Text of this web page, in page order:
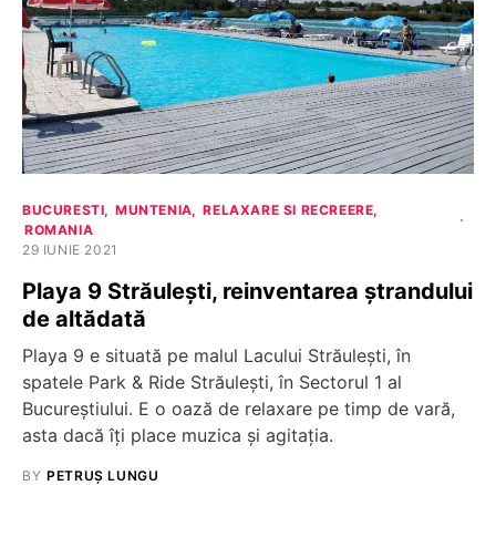
BUCURESTI MUNTENIA
RELAXARE SI RECREERE
ROMANIA
29 IUNIE 2021
Playa 9 Străulești, reinventarea ștrandului
de altădată
Playa 9 e situată pe malul Lacului Străulești, în
spatele Park & Ride Străulești, în Sectorul 1 al
Bucureștiului. E o oază de relaxare pe timp de vară,
asta dacă îți place muzica și agitația.
BY PETRUȘ LUNGU